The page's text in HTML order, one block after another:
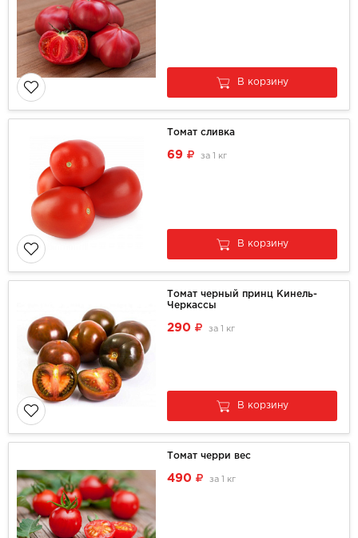
В корзину
Томат сливка
69 за 1 кг
В корзину
Томат черный принц Кинель-
Черкассы
290 за 1 кг
В корзину
Томат черри вес
490 за 1 кг